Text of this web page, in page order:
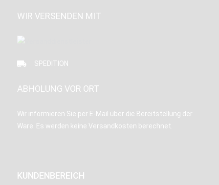
WIR VERSENDEN MIT
SPEDITION
ABHOLUNG VOR ORT
Wir informieren Sie per E-Mail über die Bereitstellung der
Ware. Es werden keine Versandkosten berechnet.
KUNDENBEREICH